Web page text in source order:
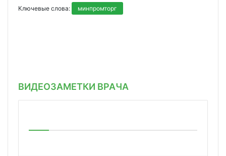
Ключевые слова: минпромторг
ВИДЕОЗАМЕТКИ ВРАЧА